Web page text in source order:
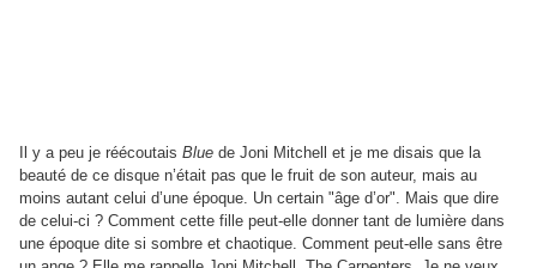
Il y a peu je réécoutais Blue de Joni Mitchell et je me disais que la
beauté de ce disque n’était pas que le fruit de son auteur, mais au
moins autant celui d’une époque. Un certain "âge d’or". Mais que dire
de celui-ci ? Comment cette fille peut-elle donner tant de lumière dans
une époque dite si sombre et chaotique. Comment peut-elle sans être